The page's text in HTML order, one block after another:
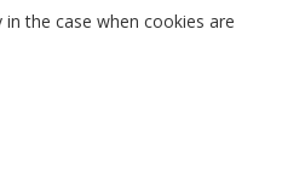
the case when cookies are